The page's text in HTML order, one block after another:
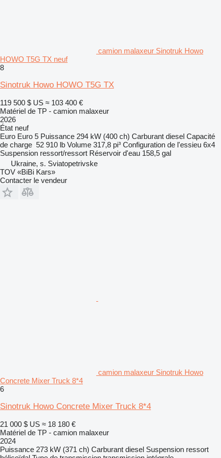
camion malaxeur Sinotruk Howo
HOWO T5G TX neuf
8
Sinotruk Howo HOWO T5G TX
119 500 $ US ≈ 103 400 €
Matériel de TP - camion malaxeur
2026
État neuf
Euro Euro 5 Puissance 294 kW (400 ch) Carburant diesel Capacité
de charge 52 910 lb Volume 317,8 pi³ Configuration de l'essieu 6x4
Suspension ressort/ressort Réservoir d'eau 158,5 gal
Ukraine, s. Sviatopetrivske
TOV «BiBi Kars»
Contacter le vendeur
camion malaxeur Sinotruk Howo
Concrete Mixer Truck 8*4
6
Sinotruk Howo Concrete Mixer Truck 8*4
21 000 $ US ≈ 18 180 €
Matériel de TP - camion malaxeur
2024
Puissance 273 kW (371 ch) Carburant diesel Suspension ressort